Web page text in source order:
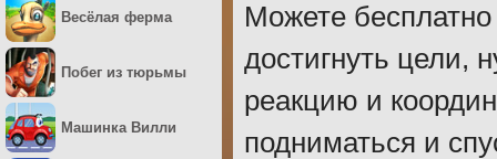
Можете
достигнуть цели,
реакцию и
подниматься и
Весёлая ферма
Побег из тюрьмы
Машинка Вилли